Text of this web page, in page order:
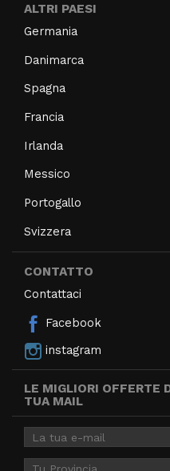
ALTRI PAESI
Germania
Danimarca
Spagna
Francia
Irlanda
Messico
Portogallo
Svizzera
CONTATTO
Contattaci
Facebook
instagram
LE MIGLIORI OFFERTE
TUA MAIL